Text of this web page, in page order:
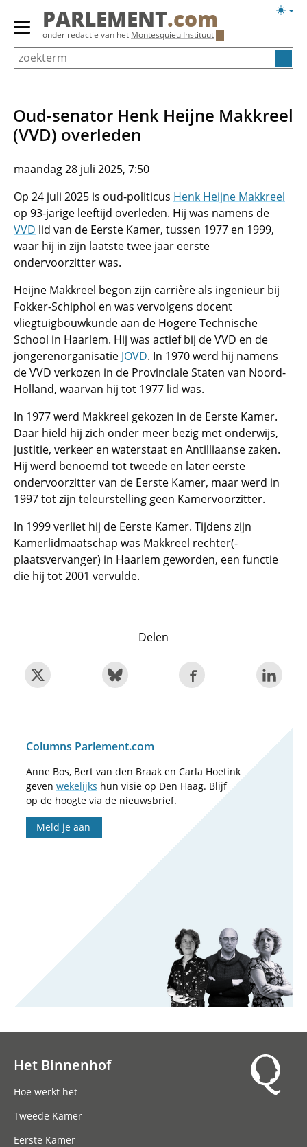
Overslaan
Primair
menu
tonen/verbergen
PARLEMENT.com
onder redactie van het Montesquieu Instituut
Oud-senator Henk Heijne Makkreel
(VVD) overleden
maandag 28 juli 2025, 7:50
Op 24 juli 2025 is oud-politicus Henk Heijne Makkreel
op 93-jarige leeftijd overleden. Hij was namens de
VVD lid van de Eerste Kamer, tussen 1977 en 1999,
waar hij in zijn laatste twee jaar eerste
ondervoorzitter was.
Heijne Makkreel begon zijn carrière als ingenieur bij
Fokker-Schiphol en was vervolgens docent
vliegtuigbouwkunde aan de Hogere Technische
School in Haarlem. Hij was actief bij de VVD en de
jongerenorganisatie JOVD. In 1970 werd hij namens
de VVD verkozen in de Provinciale Staten van Noord-
Holland, waarvan hij tot 1977 lid was.
In 1977 werd Makkreel gekozen in de Eerste Kamer.
Daar hield hij zich onder meer bezig met onderwijs,
justitie, verkeer en waterstaat en Antilliaanse zaken.
Hij werd benoemd tot tweede en later eerste
ondervoorzitter van de Eerste Kamer, maar werd in
1997 tot zijn teleurstelling geen Kamervoorzitter.
In 1999 verliet hij de Eerste Kamer. Tijdens zijn
Kamerlidmaatschap was Makkreel rechter(-
plaatsvervanger) in Haarlem geworden, een functie
die hij tot 2001 vervulde.
Delen
Columns Parlement.com
Anne Bos, Bert van den Braak en Carla Hoetink
geven wekelijks hun visie op Den Haag. Blijf
op de hoogte via de nieuwsbrief.
Meld je aan
Het Binnenhof
Hoe werkt het
Tweede Kamer
Eerste Kamer